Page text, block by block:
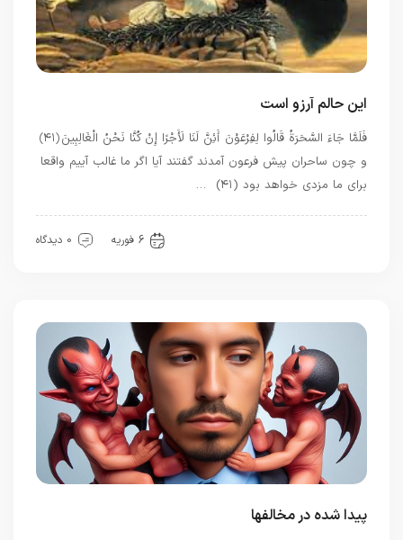
این حالم آرزو است
فَلَمَّا جَاءَ السَّحَرَةُ قَالُوا لِفِرْعَوْنَ أَئِنَّ لَنَا لَأَجْرًا إِنْ كُنَّا نَحْنُ الْغَالِبِينَ ﴿۴۱﴾
و چون ساحران پيش فرعون آمدند گفتند آيا اگر ما غالب آييم واقعا
براى ما مزدى خواهد بود (۴۱) …
6 فوریه 0 دیدگاه
پیدا شده در مخالفها